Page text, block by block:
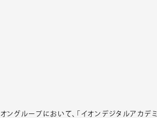
ングループにおいて、「イオンデジタルアカデミ